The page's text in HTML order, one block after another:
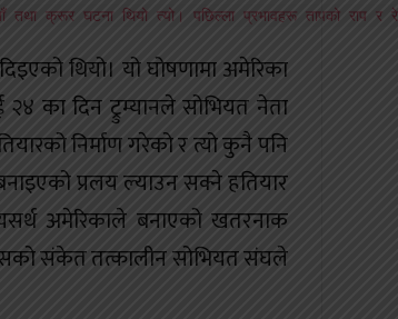
क्रूर घटना थियो त्यो। पछिल्ला प्रभावहरू तापको राप र
थियो। यो घोषणामा अमेरिका
का दिन ट्रुम्यानले सोभियत नेता
निर्माण गरेको र त्यो कुनै पनि
प्रलय ल्याउन सक्ने हतियार
अमेरिकाले बनाएको खतरनाक
संकेत तत्कालीन सोभियत संघले